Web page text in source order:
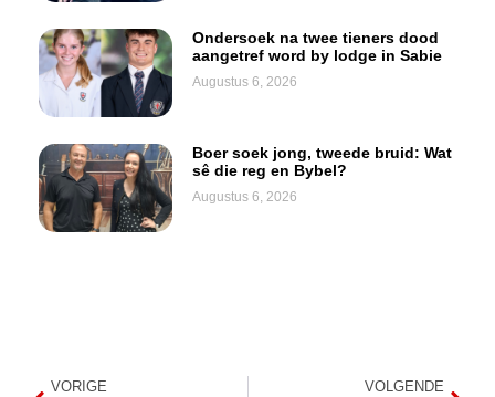
Ondersoek na twee tieners dood
aangetref word by lodge in Sabie
Augustus 6, 2026
Boer soek jong, tweede bruid: Wat
sê die reg en Bybel?
Augustus 6, 2026
VORIGE VOLGENDE